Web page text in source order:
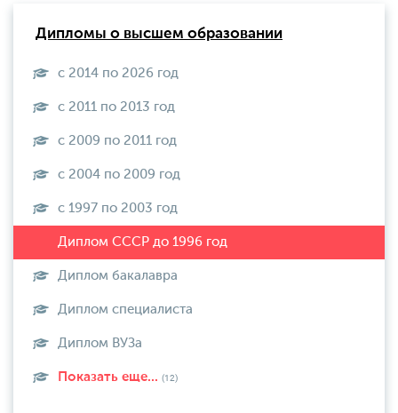
Дипломы о высшем образовании
с 2014 по 2026 год
с 2011 по 2013 год
с 2009 по 2011 год
с 2004 по 2009 год
с 1997 по 2003 год
Диплом бакалавра
Диплом специалиста
Диплом ВУЗа
Показать еще... (12)